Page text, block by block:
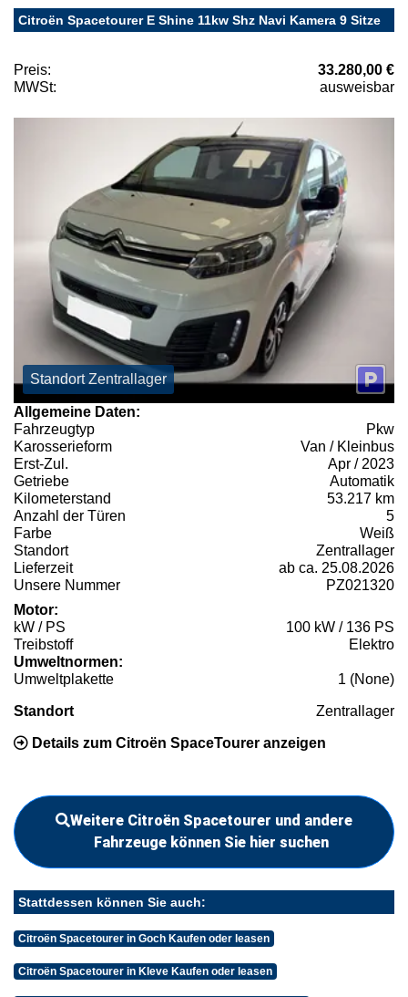
Citroën Spacetourer E Shine 11kw Shz Navi Kamera 9 Sitze
Preis:
33.280,00 €
MWSt:
ausweisbar
Standort Zentrallager
Allgemeine Daten:
Fahrzeugtyp
Pkw
Karosserieform
Van / Kleinbus
Erst-Zul.
Apr / 2023
Getriebe
Automatik
Kilometerstand
53.217 km
Anzahl der Türen
5
Farbe
Weiß
Standort
Zentrallager
Lieferzeit
ab ca. 25.08.2026
Unsere Nummer
PZ021320
Motor:
kW / PS
100 kW / 136 PS
Treibstoff
Elektro
Umweltnormen:
Umweltplakette
1 (None)
Standort Zentrallager
Details zum Citroën SpaceTourer anzeigen
Weitere Citroën Spacetourer und andere
Fahrzeuge können Sie hier suchen
Stattdessen können Sie auch:
Citroën Spacetourer in Goch Kaufen oder leasen
Citroën Spacetourer in Kleve Kaufen oder leasen